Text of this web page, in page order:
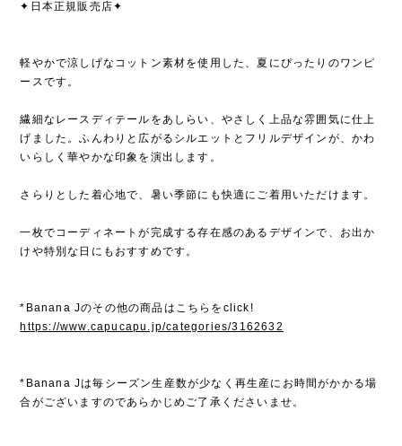
✦日本正規販売店✦
軽やかで涼しげなコットン素材を使用した、夏にぴったりのワンピ
ースです。
繊細なレースディテールをあしらい、やさしく上品な雰囲気に仕上
げました。ふんわりと広がるシルエットとフリルデザインが、かわ
いらしく華やかな印象を演出します。
さらりとした着心地で、暑い季節にも快適にご着用いただけます。
一枚でコーディネートが完成する存在感のあるデザインで、お出か
けや特別な日にもおすすめです。
*Banana Jのその他の商品はこちらをclick!
https://www.capucapu.jp/categories/3162632
*Banana Jは毎シーズン生産数が少なく再生産にお時間がかかる場
合がございますのであらかじめご了承くださいませ。